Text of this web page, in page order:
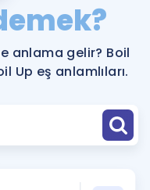
anlama gelir? Boil
Up eş anlamlıları.